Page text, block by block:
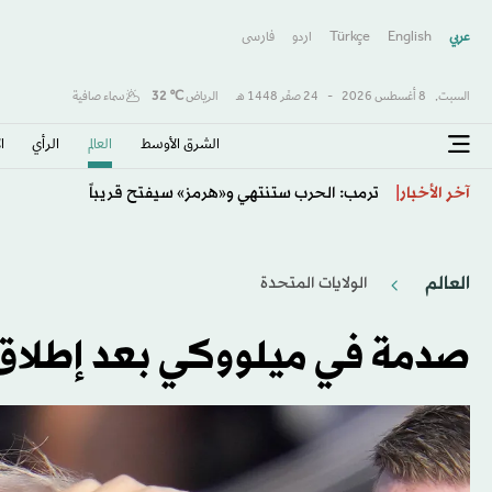
عربي English
Türkçe اردو فارسى
السبت, 8 أغسطس 2026 - 24 صفَر 1448 هـ الرياض℃
32 سماء صافية
الشرق الأوسط​ العالم الرأي
آخر الأخبار
كولومبيا تتحول لليمين وتنصّب حليف ترمب «دي لا
العالم الولايات المتحدة​
صدمة في ميلووكي بعد